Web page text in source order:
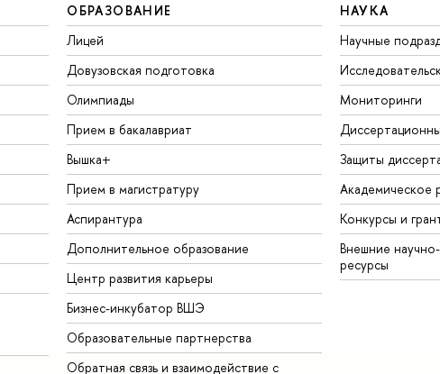
ОБРАЗОВАНИЕ
Лицей
Довузовская подготовка
Олимпиады
Прием в бакалавриат
Вышка+
Прием в магистратуру
Аспирантура
Дополнительное образование
Центр развития карьеры
Бизнес-инкубатор ВШЭ
Образовательные партнерства
Обратная связь и взаимодействие с
НАУКА
Научные
Мониторинги
Защиты
Академическое
Конкурсы и
Внешние
ресурсы